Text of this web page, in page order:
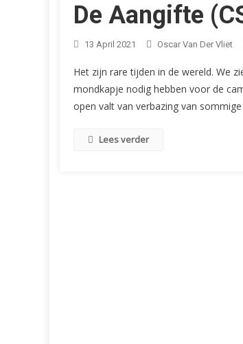
De Aangifte
13 April 2021 Oscar Van Der Vliet
Het zijn rare tijden in de wereld. We
mondkapje nodig hebben voor de
open valt van verbazing van
Lees verder